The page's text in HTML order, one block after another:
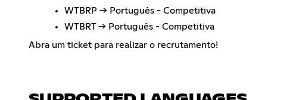
WTBRP -> Português - Competitiva
WTBRT -> Português - Competitiva
Abra um ticket para realizar o recrutamento!